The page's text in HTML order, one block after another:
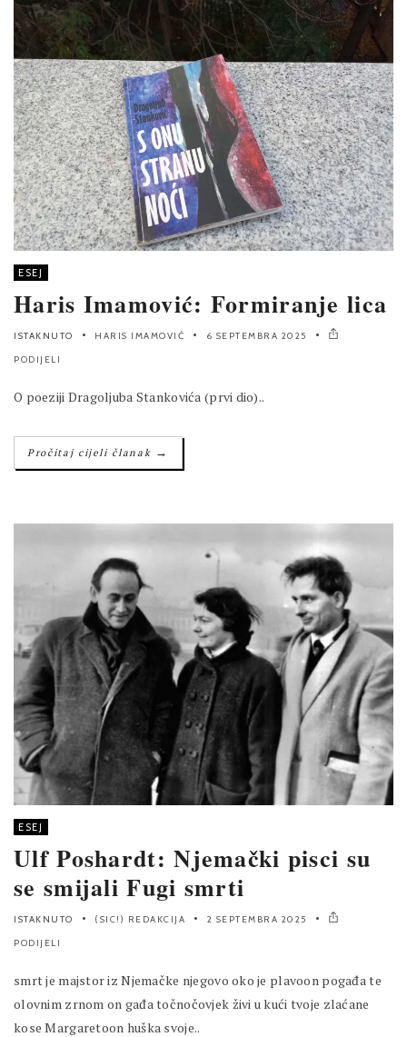
ESEJ
Haris Imamović: Formiranje lica
ISTAKNUTO HARIS IMAMOVIĆ
6 SEPTEMBRA 2025
PODIJELI
O poeziji Dragoljuba Stankovića (prvi dio)..
Pročitaj cijeli članak →
ESEJ
Ulf Poshardt: Njemački pisci su
se smijali Fugi smrti
ISTAKNUTO (SIC!) REDAKCIJA
2 SEPTEMBRA 2025
PODIJELI
smrt je majstor iz Njemačke njegovo oko je plavoon pogađa te
olovnim zrnom on gađa točnočovjek živi u kući tvoje zlaćane
kose Margaretoon huška svoje..